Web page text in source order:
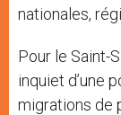
nationales,
Pour le Saint-
inquiet d’une
migrations de